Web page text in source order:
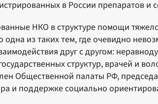
в России препаратов и
НКО в структуре помощи
одна из таких тем, где очевидно
друг с другом:
структур, врачей и
Общественной палаты РФ,
и поддержке социально